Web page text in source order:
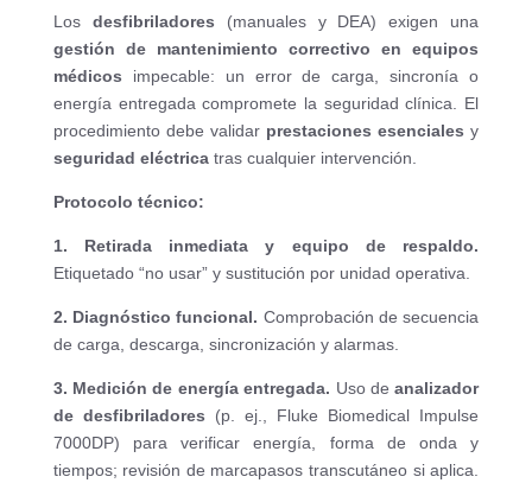
Los desfibriladores (manuales y DEA) exigen una
gestión de mantenimiento correctivo en equipos
médicos impecable: un error de carga, sincronía o
energía entregada compromete la seguridad clínica. El
procedimiento debe validar prestaciones esenciales y
seguridad eléctricatras cualquier intervención.
Protocolo técnico:
1. Retirada inmediata y equipo de respaldo.
Etiquetado “no usar” y sustitución por unidad operativa.
2. Diagnóstico funcional. Comprobación de secuencia
de carga, descarga, sincronización y alarmas.
3. Medición de energía entregada. Uso deanalizador
de desfibriladores (p. ej., Fluke Biomedical Impulse
7000DP) para verificar energía, forma de onda y
tiempos; revisión de marcapasos transcutáneo si aplica.